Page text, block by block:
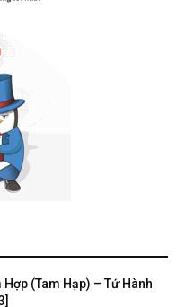
(Tam Hạp) – Tứ Hành